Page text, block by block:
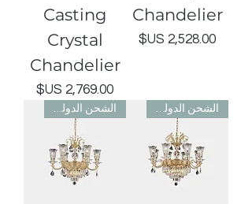
Chandelier
السعر
Casting
Crystal
Chandelier
السعر